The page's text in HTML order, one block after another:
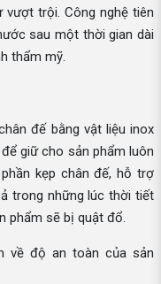
trội. Công nghệ tiên
sau một thời gian dài
thẩm mỹ.
đế bằng vật liệu inox
giữ cho sản phẩm luôn
kẹp chân đế, hỗ trợ
trong những lúc thời tiết
phẩm sẽ bị quật đổ.
về độ an toàn của sản